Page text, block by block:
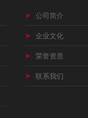
公司简介
企业文化
荣誉资质
联系我们